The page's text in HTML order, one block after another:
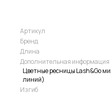
Артикул
Бренд
Длина
Дополнительная информация
Цветные ресницы Lash&Go
линий)
Изгиб